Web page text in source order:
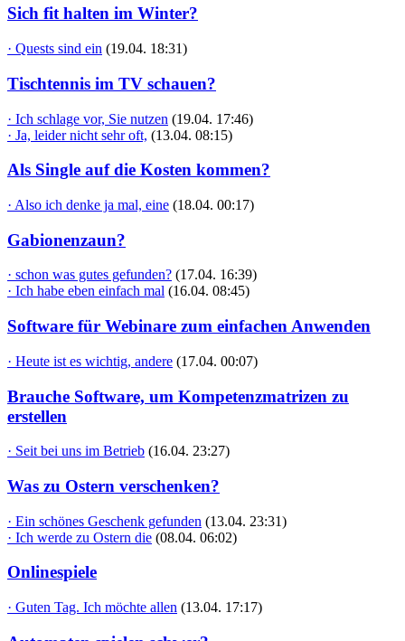
Sich fit halten im Winter?
· Quests sind ein (19.04. 18:31)
Tischtennis im TV schauen?
· Ich schlage vor, Sie nutzen (19.04. 17:46)
· Ja, leider nicht sehr oft, (13.04. 08:15)
Als Single auf die Kosten kommen?
· Also ich denke ja mal, eine (18.04. 00:17)
Gabionenzaun?
· schon was gutes gefunden? (17.04. 16:39)
· Ich habe eben einfach mal (16.04. 08:45)
Software für Webinare zum einfachen Anwenden
· Heute ist es wichtig, andere (17.04. 00:07)
Brauche Software, um Kompetenzmatrizen zu
erstellen
· Seit bei uns im Betrieb (16.04. 23:27)
Was zu Ostern verschenken?
· Ein schönes Geschenk gefunden (13.04. 23:31)
· Ich werde zu Ostern die (08.04. 06:02)
Onlinespiele
· Guten Tag. Ich möchte allen (13.04. 17:17)